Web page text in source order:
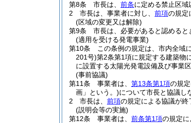
第8条
市長は、 前条に定める禁止区域
2
市長は、事業者に対し、 前項の規定
(区域の変更又は解除)
第9条
市長は、必要があると認めると
(適用を受ける発電事業)
第10条
この条例の規定は、市内全域
201号)第2条第1項に規定する建築物
に設置する太陽光発電設備及び事業
(事前協議)
第11条
事業者は、 第13条第1項の規
画」という。)について市長と協議し
2
市長は、 前項の規定による協議が終
(説明会等の実施)
第12条
事業者は、 前条第1項の規定に